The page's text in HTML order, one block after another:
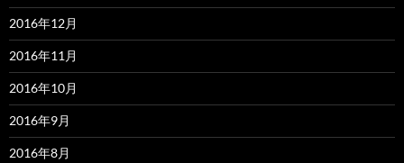
2016年12月
2016年11月
2016年10月
2016年9月
2016年8月